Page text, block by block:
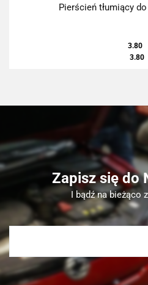
Pierścień tłumiący
3.80
3.80
Zapisz się do
I bądź na bieżąco